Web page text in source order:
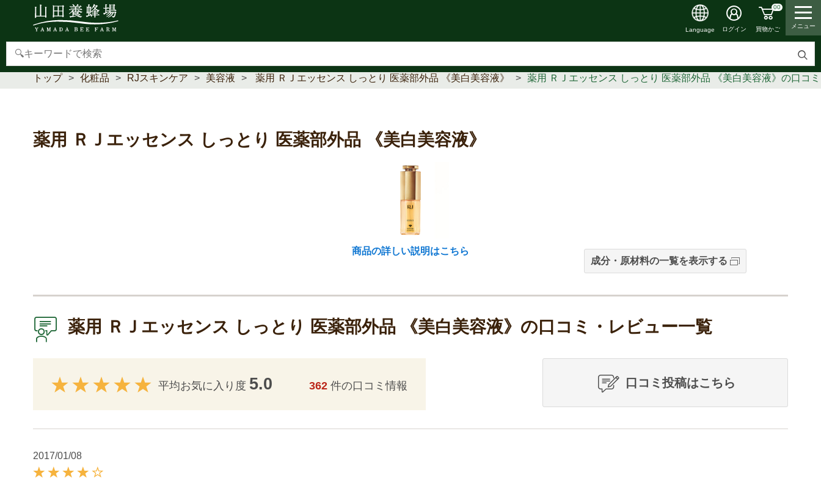
検
索
Language ログイン
00
買物かご メニュー
【重要】本人認証サービス(3Dセキュア2.0)導入のお知らせ
トップ 化粧品 RJスキンケア 美容液 薬用 ＲＪエッセンス しっとり 医薬部外品 《美白美容液》 薬用 ＲＪエッセンス しっとり 医薬部外品 《美白美容液》の口コ
薬用 ＲＪエッセンス しっとり 医薬部外品 《美白美容液》
商品の詳しい説明はこちら
成分・原材料の一覧を表示する
薬用 ＲＪエッセンス しっとり 医薬部外品 《美白美容液》の口コミ・レビュー一覧
口コミ投稿はこちら
平均お気に入り度 5.0 362 件の口コミ情報
2017/01/08